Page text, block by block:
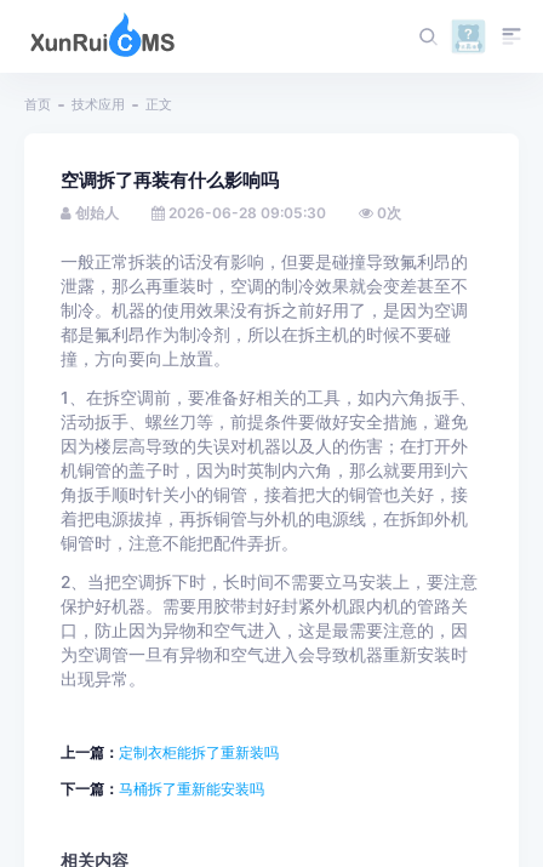
首页 技术应用 正文
空调拆了再装有什么影响吗
创始人 2026-06-28 09:05:30 0次
一般正常拆装的话没有影响，但要是碰撞导致氟利昂的
泄露，那么再重装时，空调的制冷效果就会变差甚至不
制冷。机器的使用效果没有拆之前好用了，是因为空调
都是氟利昂作为制冷剂，所以在拆主机的时候不要碰
撞，方向要向上放置。
1、在拆空调前，要准备好相关的工具，如内六角扳手、
活动扳手、螺丝刀等，前提条件要做好安全措施，避免
因为楼层高导致的失误对机器以及人的伤害；在打开外
机铜管的盖子时，因为时英制内六角，那么就要用到六
角扳手顺时针关小的铜管，接着把大的铜管也关好，接
着把电源拔掉，再拆铜管与外机的电源线，在拆卸外机
铜管时，注意不能把配件弄折。
2、当把空调拆下时，长时间不需要立马安装上，要注意
保护好机器。需要用胶带封好封紧外机跟内机的管路关
口，防止因为异物和空气进入，这是最需要注意的，因
为空调管一旦有异物和空气进入会导致机器重新安装时
出现异常。
上一篇： 定制衣柜能拆了重新装吗
下一篇： 马桶拆了重新能安装吗
相关内容